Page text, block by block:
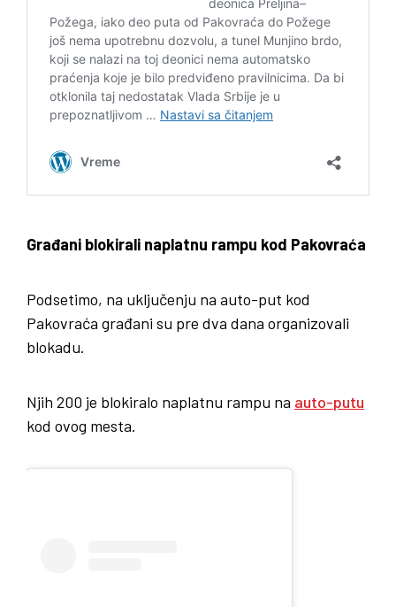
Građani blokirali naplatnu rampu kod Pakovraća
Podsetimo, na uključenju na auto-put kod
Pakovraća građani su pre dva dana organizovali
blokadu.
Njih 200 je blokiralo naplatnu rampu na auto-putu
kod ovog mesta.